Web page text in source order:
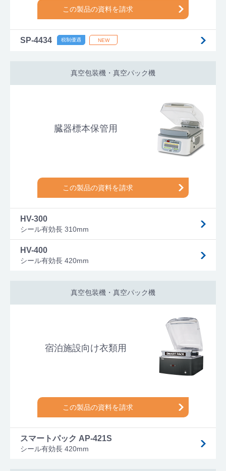
この製品の資料を請求
SP-4434
真空包装機・真空パック機
臓器標本保管用
この製品の資料を請求
HV-300
シール有効長 310mm
HV-400
シール有効長 420mm
真空包装機・真空パック機
宿泊施設向け衣類用
この製品の資料を請求
スマートパック AP-421S
シール有効長 420mm